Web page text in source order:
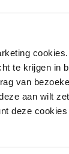
te krijgen in
van
aan wilt
deze